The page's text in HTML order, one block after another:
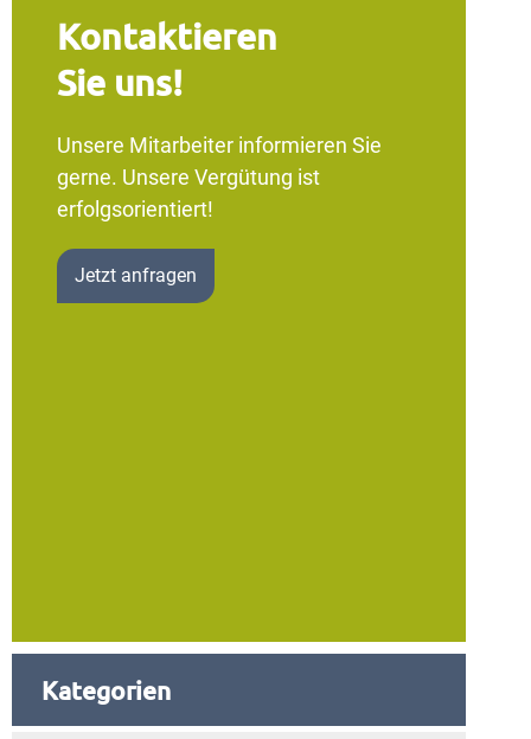
Kontaktieren
Sie uns!
Unsere Mitarbeiter informieren Sie
gerne. Unsere Vergütung ist
erfolgsorientiert!
Jetzt anfragen
Kategorien